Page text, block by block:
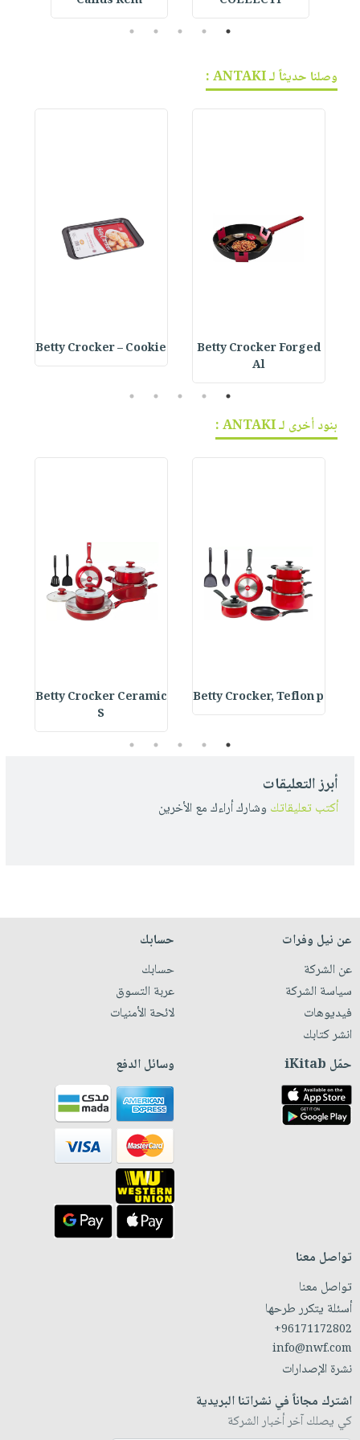
1
2
3
4
5
وصلنا حديثاً لـ ANTAKI :
Betty Crocker Forged
Al
Betty Crocker – Cookie
1
2
3
4
5
بنود أخرى لـ ANTAKI :
Betty Crocker, Teflon p
Betty Crocker Ceramic
S
1
2
3
4
5
أبرز التعليقات
أكتب تعليقاتك وشارك أراءك مع الأخرين
عن نيل وفرات
عن الشركة
سياسة الشركة
فيديوهات
انشر كتابك
حسابك
حسابك
عربة التسوق
لائحة الأمنيات
حمّل iKitab وسائل الدفع
تواصل معنا
تواصل معنا
أسئلة يتكرر طرحها
+96171172802
info@nwf.com
نشرة الإصدارات
اشترك مجاناً في نشراتنا البريدية
كي يصلك آخر أخبار الشركة